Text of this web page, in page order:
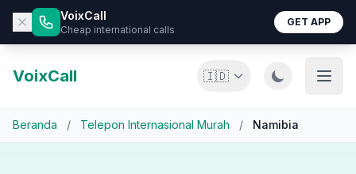
VoixCall
Cheap international calls
GET APP
VoixCall 🇮🇩
Beranda / Telepon Internasional Murah / Namibia